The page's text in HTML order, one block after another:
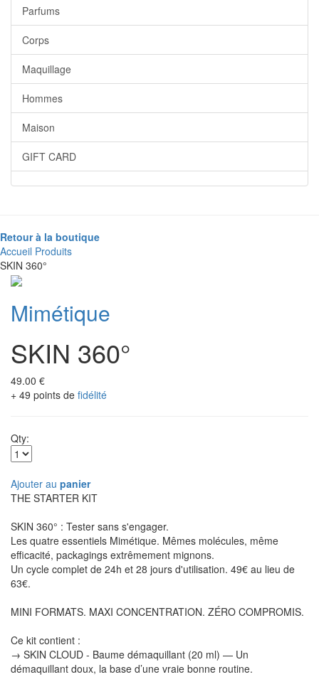
Parfums
Corps
Maquillage
Hommes
Maison
GIFT CARD
Retour à la boutique
Accueil Produits
SKIN 360°
Mimétique
SKIN 360°
49.00 €
+ 49 points de fidélité
Qty:
Ajouter au panier
THE STARTER KIT
SKIN 360° : Tester sans s'engager.
Les quatre essentiels Mimétique. Mêmes molécules, même
efficacité, packagings extrêmement mignons.
Un cycle complet de 24h et 28 jours d'utilisation. 49€ au lieu de
63€.
MINI FORMATS. MAXI CONCENTRATION. ZÉRO COMPROMIS.
Ce kit contient :
→ SKIN CLOUD - Baume démaquillant (20 ml) — Un
démaquillant doux, la base d’une vraie bonne routine.